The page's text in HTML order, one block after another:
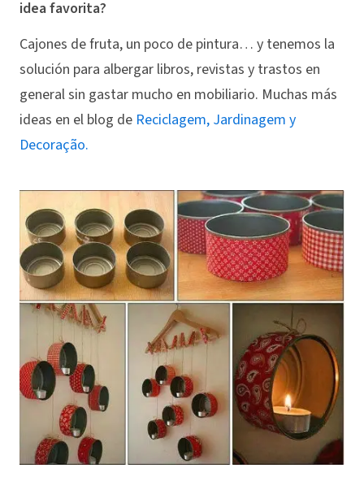
idea favorita?
Cajones de fruta, un poco de pintura… y tenemos la
solución para albergar libros, revistas y trastos en
general sin gastar mucho en mobiliario. Muchas más
ideas en el blog de Reciclagem, Jardinagem y
Decoração.